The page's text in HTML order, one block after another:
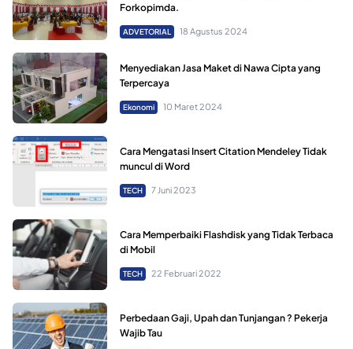
Forkopimda.
ADVETORIAL 18 Agustus 2024
Menyediakan Jasa Maket di Nawa Cipta yang
Terpercaya
Ekonomi 10 Maret 2024
Cara Mengatasi Insert Citation Mendeley Tidak
muncul di Word
TECH 7 Juni 2023
Cara Memperbaiki Flashdisk yang Tidak Terbaca
di Mobil
TECH 22 Februari 2022
Perbedaan Gaji, Upah dan Tunjangan ? Pekerja
Wajib Tau